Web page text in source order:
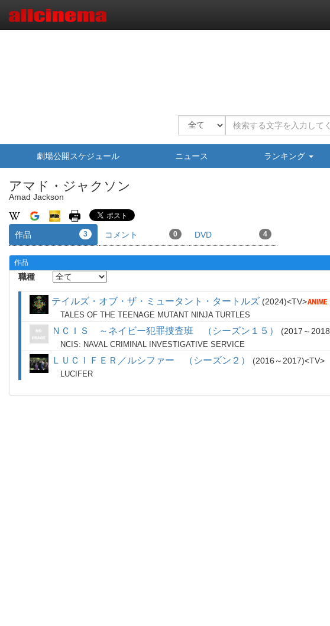
劇場公開スケジュール ニュース ランキング
アマド・ジャクソン
Amad Jackson
作品 3 コメント 0 DVD 4
作品
職種
テイルズ・オブ・ザ・ミュータント・タートルズ 2024 TV
TALES OF THE TEENAGE MUTANT NINJA TURTLES
ＮＣＩＳ ～ネイビー犯罪捜査班 （シーズン１５） 2017～2018
NCIS: NAVAL CRIMINAL INVESTIGATIVE SERVICE
ＬＵＣＩＦＥＲ／ルシファー （シーズン２） 2016～2017 TV
LUCIFER